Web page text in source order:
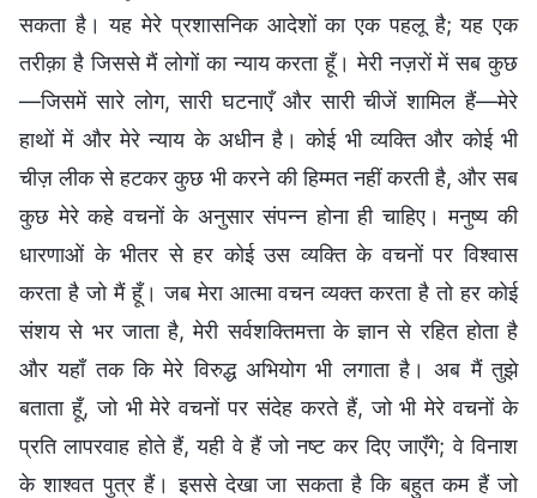
सकता है। यह मेरे प्रशासनिक आदेशों का एक पहलू है; यह एक
तरीक़ा है जिससे मैं लोगों का न्याय करता हूँ। मेरी नज़रों में सब कुछ
—जिसमें सारे लोग, सारी घटनाएँ और सारी चीजें शामिल हैं—मेरे
हाथों में और मेरे न्याय के अधीन है। कोई भी व्यक्ति और कोई भी
चीज़ लीक से हटकर कुछ भी करने की हिम्मत नहीं करती है, और सब
कुछ मेरे कहे वचनों के अनुसार संपन्न होना ही चाहिए। मनुष्य की
धारणाओं के भीतर से हर कोई उस व्यक्ति के वचनों पर विश्वास
करता है जो मैं हूँ। जब मेरा आत्मा वचन व्यक्त करता है तो हर कोई
संशय से भर जाता है, मेरी सर्वशक्तिमत्ता के ज्ञान से रहित होता है
और यहाँ तक कि मेरे विरुद्ध अभियोग भी लगाता है। अब मैं तुझे
बताता हूँ, जो भी मेरे वचनों पर संदेह करते हैं, जो भी मेरे वचनों के
प्रति लापरवाह होते हैं, यही वे हैं जो नष्ट कर दिए जाएँगे; वे विनाश
के शाश्वत पुत्र हैं। इससे देखा जा सकता है कि बहुत कम हैं जो